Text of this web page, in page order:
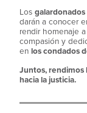
Los
darán a conocer
rendir homenaje
compasión y
en los condados
Juntos, rendimos
hacia la justicia.